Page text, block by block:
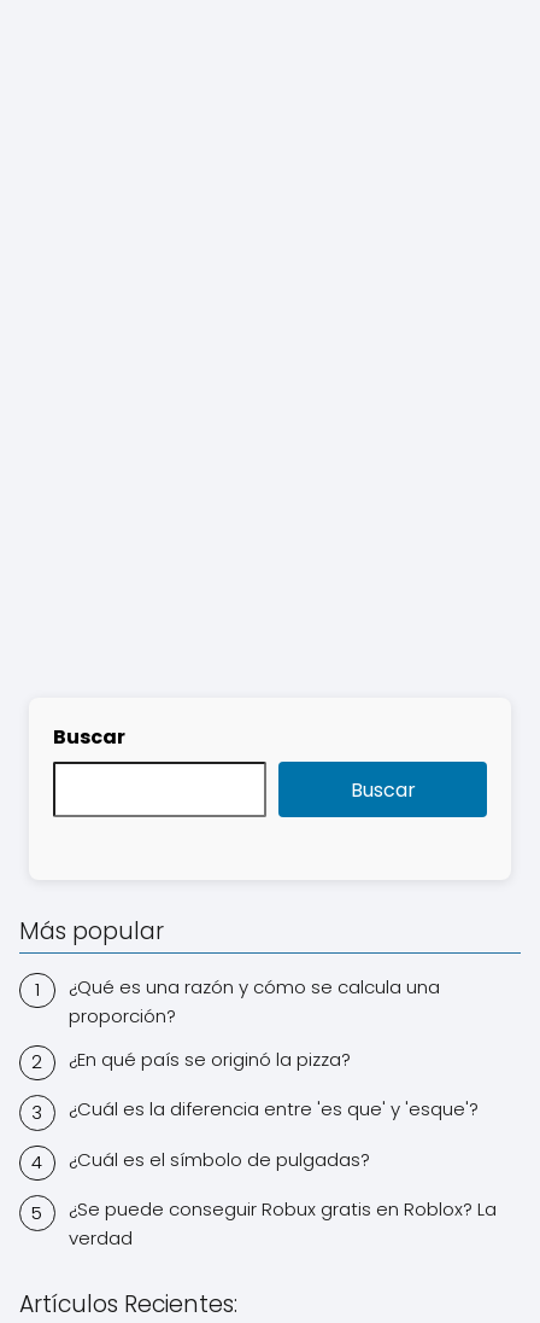
Buscar
Buscar
Más popular
¿Qué es una razón y cómo se calcula una
proporción?
¿En qué país se originó la pizza?
¿Cuál es la diferencia entre 'es que' y 'esque'?
¿Cuál es el símbolo de pulgadas?
¿Se puede conseguir Robux gratis en Roblox? La
verdad
Artículos Recientes: